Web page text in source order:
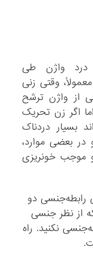
درد واژن طی
وقتی زنی
از واژن ترشح
اگر زن تحریک
بسیار دردناک
بعضی موارد،
خونریزی
رابطه‌جنسی دو
از نظر جنسی
نکنید. راه